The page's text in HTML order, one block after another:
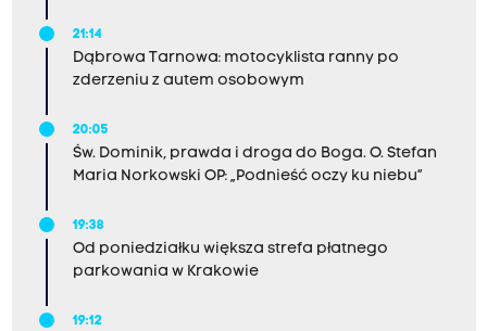
21:14
Dąbrowa Tarnowa: motocyklista ranny po
zderzeniu z autem osobowym
20:05
Św. Dominik, prawda i droga do Boga. O. Stefan
Maria Norkowski OP: „Podnieść oczy ku niebu”
19:38
Od poniedziałku większa strefa płatnego
parkowania w Krakowie
19:12